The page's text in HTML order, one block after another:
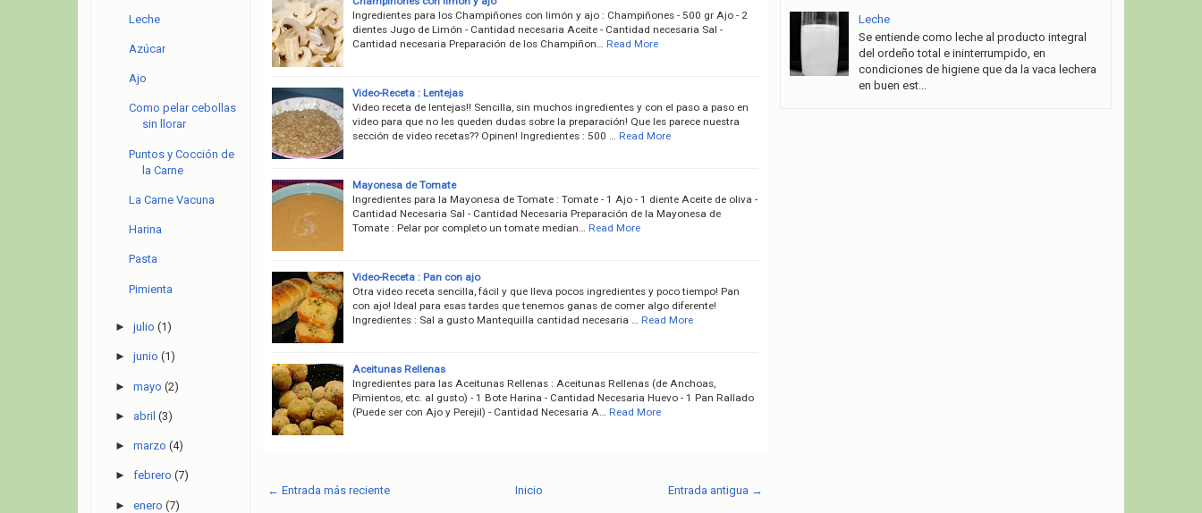
Ingredientes para los Champiñones con limón y ajo : Champiñones - 500 gr Ajo - 2
dientes Jugo de Limón - Cantidad necesaria Aceite - Cantidad necesaria Sal -
Cantidad necesaria Preparación de los Champiñon…
Read More
Video-Receta : Lentejas
Video receta de lentejas!! Sencilla, sin muchos ingredientes y con el paso a paso en
video para que no les queden dudas sobre la preparación! Que les parece nuestra
sección de video recetas?? Opinen! Ingredientes : 500 …
Read More
Mayonesa de Tomate
Ingredientes para la Mayonesa de Tomate : Tomate - 1 Ajo - 1 diente Aceite de oliva -
Cantidad Necesaria Sal - Cantidad Necesaria Preparación de la Mayonesa de
Tomate : Pelar por completo un tomate median…
Read More
Video-Receta : Pan con ajo
Otra video receta sencilla, fácil y que lleva pocos ingredientes y poco tiempo! Pan
con ajo! Ideal para esas tardes que tenemos ganas de comer algo diferente!
Ingredientes : Sal a gusto Mantequilla cantidad necesaria …
Read More
Aceitunas Rellenas
Ingredientes para las Aceitunas Rellenas : Aceitunas Rellenas (de Anchoas,
Pimientos, etc. al gusto) - 1 Bote Harina - Cantidad Necesaria Huevo - 1 Pan Rallado
(Puede ser con Ajo y Perejil) - Cantidad Necesaria A…
Read More
← Entrada más reciente Entrada antigua →
Inicio
Leche
Azúcar
Ajo
Como pelar cebollas
sin llorar
Puntos y Cocción de
la Carne
La Carne Vacuna
Harina
Pasta
Pimienta
► julio (1)
► junio (1)
► mayo (2)
► abril (3)
► marzo (4)
► febrero (7)
► enero (7)
Leche
Se entiende como leche al producto integral
del ordeño total e ininterrumpido, en
condiciones de higiene que da la vaca lechera
en buen est...